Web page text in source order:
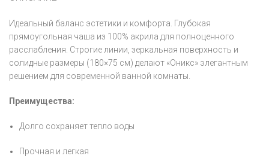
Идеальный баланс эстетики и комфорта. Глубокая
прямоугольная чаша из 100% акрила для полноценного
расслабления. Строгие линии, зеркальная поверхность и
солидные размеры (180×75 см) делают «Оникс» элегантным
решением для современной ванной комнаты.
Преимущества:
Долго сохраняет тепло воды
Прочная и легкая